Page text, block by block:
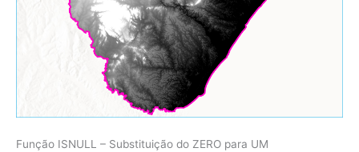
Função ISNULL – Substituição do ZERO para UM